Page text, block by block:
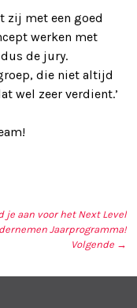
zij met een goed
werken met
de jury.
die niet altijd
wel zeer verdient.’
je aan voor het Next Level
Jaarprogramma!
Volgende →